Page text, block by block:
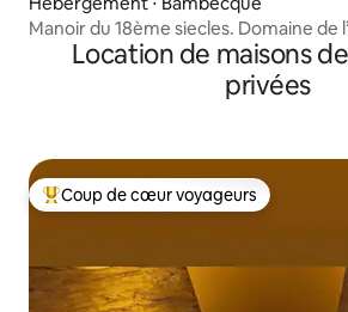
Manoir du 18ème siecles. Domaine de
Location de maisons
privées
Coups de cœur voyageurs les plus
Coup de cœur voyageurs